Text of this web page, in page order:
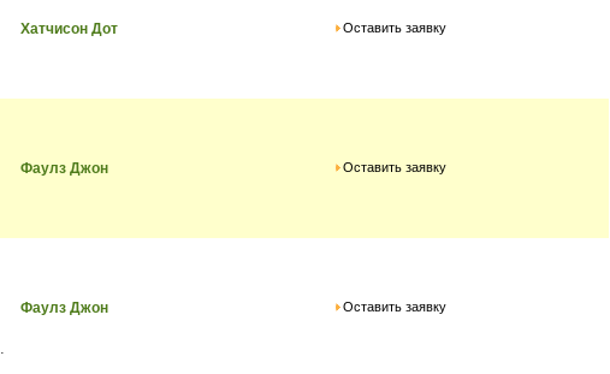
Хатчисон Дот Оставить заявку
Фаулз Джон Оставить заявку
Фаулз Джон Оставить заявку